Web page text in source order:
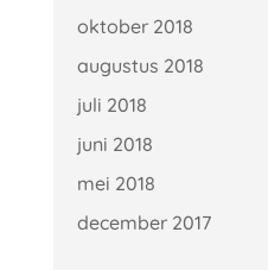
oktober 2018
augustus 2018
juli 2018
juni 2018
mei 2018
december 2017